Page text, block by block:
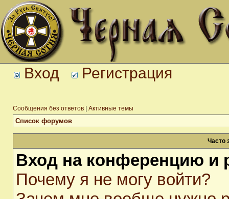
Вход Регистрация
Сообщения без ответов Активные темы
Список форумов
Часто
Вход на конференцию и
Почему я не могу войти?